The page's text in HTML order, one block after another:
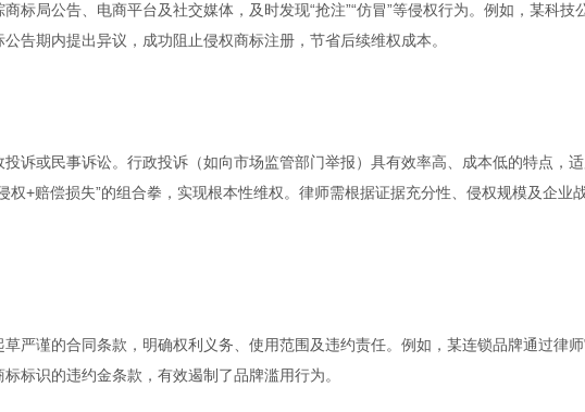
标局公告、电商平台及社交媒体，及时发现“抢注”“仿冒”等侵权行为。例如，某科技
告期内提出异议，成功阻止侵权商标注册，节省后续维权成本。
诉或民事诉讼。行政投诉（如向市场监管部门举报）具有效率高、成本低的特点，
权+赔偿损失”的组合拳，实现根本性维权。律师需根据证据充分性、侵权规模及企业
严谨的合同条款，明确权利义务、使用范围及违约责任。例如，某连锁品牌通过律
标识的违约金条款，有效遏制了品牌滥用行为。